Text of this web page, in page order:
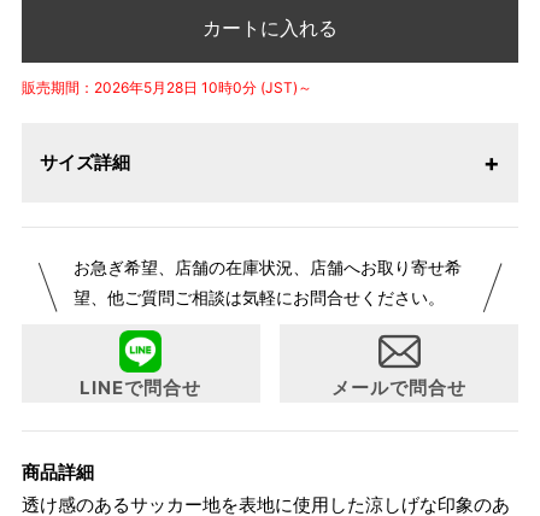
カートに入れる
販売期間：2026年5月28日 10時0分 (JST)～
サイズ詳細
お急ぎ希望、店舗の在庫状況、店舗へお取り寄せ希
望、他ご質問ご相談は気軽にお問合せください。
LINEで問合せ メールで問合せ
商品詳細
透け感のあるサッカー地を表地に使用した涼しげな印象のあ